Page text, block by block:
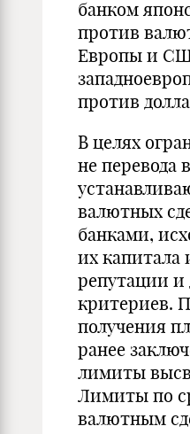
банком
против
Европы и
против
В целях
не перевода
валютных
банками,
их капитала
репутации и
критериев.
получения
ранее
лимиты
Лимиты по
валютным